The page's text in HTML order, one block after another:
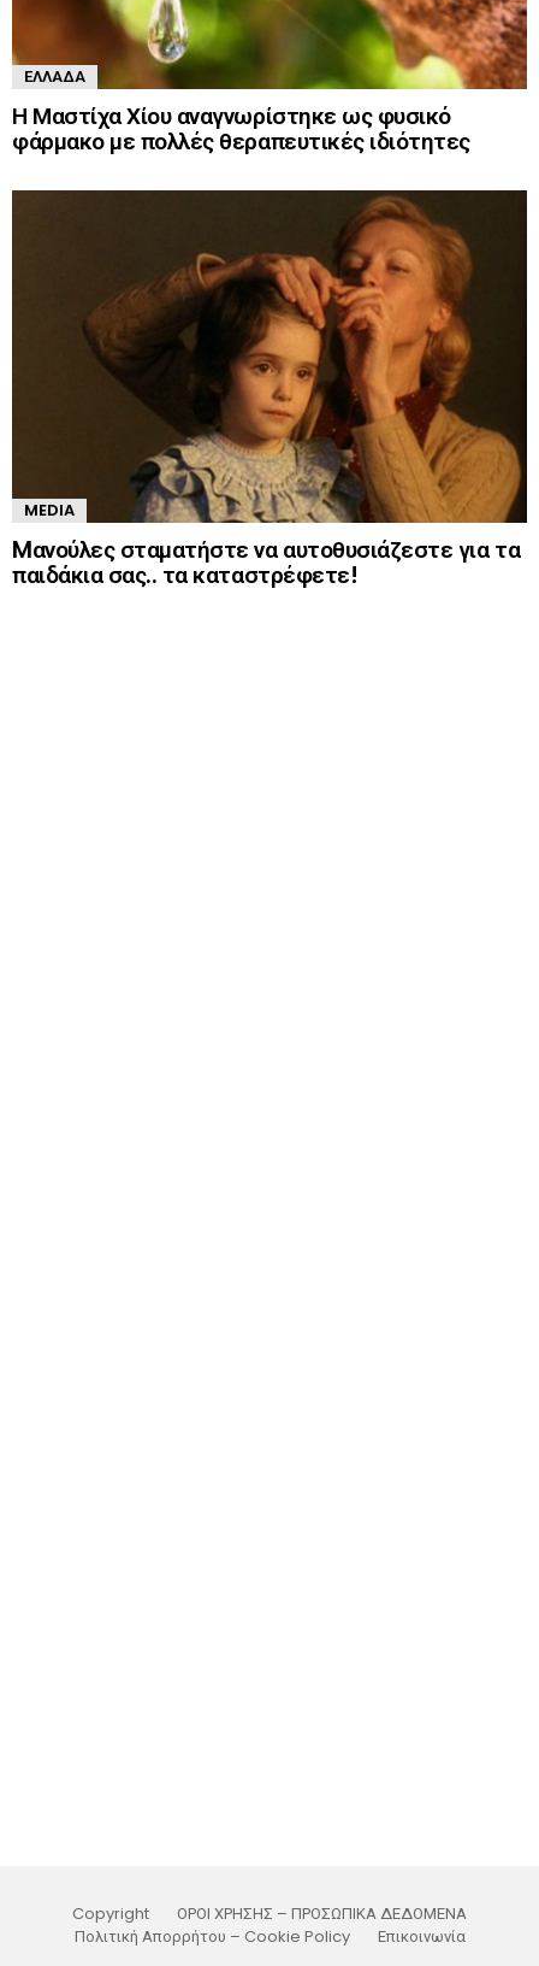
ΕΛΛΆΔΑ
Η Μαστίχα Χίου αναγνωρίστηκε ως φυσικό
φάρμακο με πολλές θεραπευτικές ιδιότητες
MEDIA
Mανούλες σταματήστε να αυτοθυσιάζεστε για τα
παιδάκια σας.. τα καταστρέφετε!
Copyright
ΟΡΟΙ ΧΡΗΣΗΣ – ΠΡΟΣΩΠΙΚΑ ΔΕΔΟΜΕΝΑ
Πολιτική Απορρήτου – Cookie Policy
Επικοινωνία